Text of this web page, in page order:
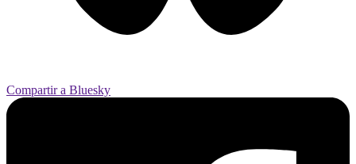
Compartir a Bluesky